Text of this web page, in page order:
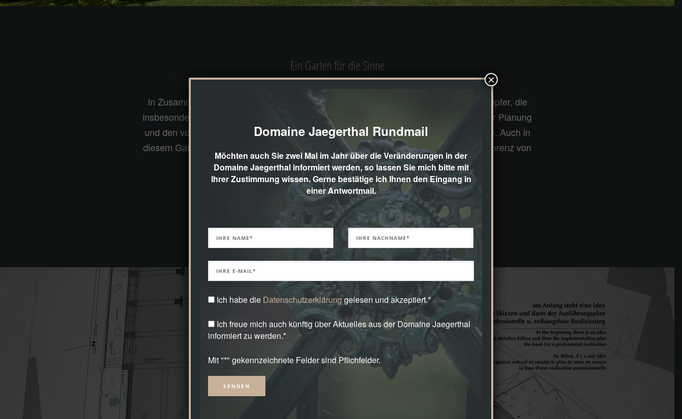
Ein Garten für die Sinne
In Zusammenarbeit mit dem Künstler „Markus Gehrig“ entstanden Kunstwerke aus Kupfer, die
insbesondere in der Form und in Ihrer Funktion ein geniales Zusammenspiel mit meiner Planung
und den von mir ausgesuchten Bäumen ergaben. Es entstand ein Garten für die Sinne. Auch in
diesem Garten entschied ich mich für exklusive solitäre Bäume aus der Baumschule Lorenz von
Ehren.
Domaine Jaegerthal Rundmail
Möchten auch Sie zwei Mal im Jahr über die Veränderungen in der
Domaine Jaegerthal informiert werden, so lassen Sie mich bitte mit
Ihrer Zustimmung wissen. Gerne bestätige ich Ihnen den Eingang in
einer Antwortmail.
Ich habe die Datenschutzerklärunggelesen und akzeptiert.*
Ich freue mich auch künftig über Aktuelles aus der Domaine Jaegerthal
informiert zu werden.*
Mit "*" gekennzeichnete Felder sind Pflichfelder.
×